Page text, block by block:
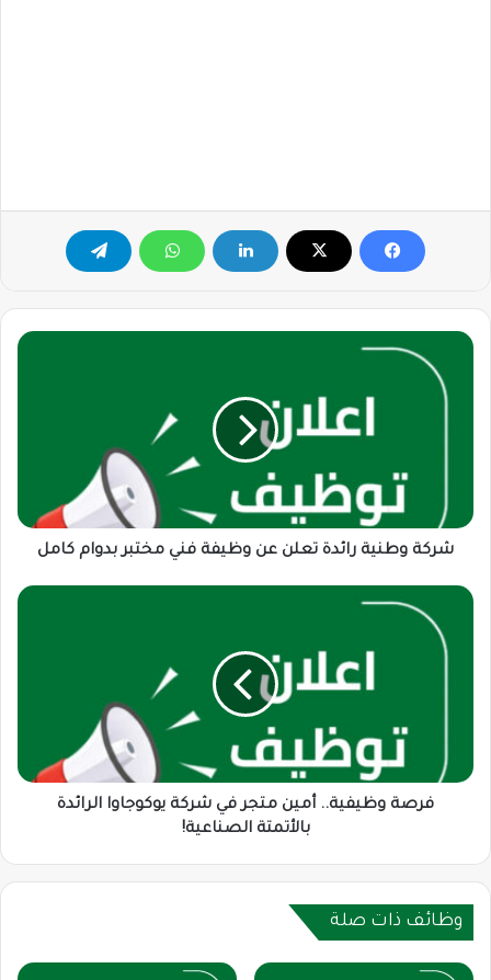
شركة
رائدة
بدوام
كاملشركة وطنية رائدة تعلن عن وظيفة فني مختبر بدوام كامل
فرصة
وظيفية..
بالأتمتة
الصناعية!فرصة وظيفية.. أمين متجر في شركة يوكوجاوا الرائدة
بالأتمتة الصناعية!
وظائف ذات صلة